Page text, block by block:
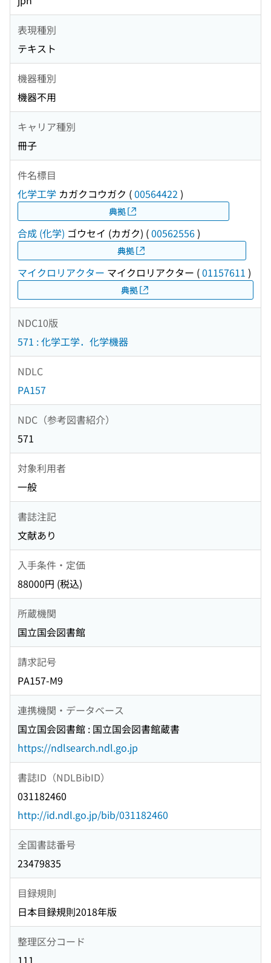
表現種別
テキスト
機器種別
機器不用
キャリア種別
冊子
件名標目
化学工学 カガクコウガク (00564422 )
典拠
合成 (化学) ゴウセイ (カガク) (00562556)
典拠
マイクロリアクター マイクロリアクター (01157611 )
典拠
NDC10版
571 : 化学工学．化学機器
NDLC
PA157
NDC（参考図書紹介）
571
対象利用者
一般
書誌注記
文献あり
入手条件・定価
88000円 (税込)
所蔵機関
国立国会図書館
請求記号
PA157-M9
連携機関・データベース
国立国会図書館 : 国立国会図書館蔵書
https://ndlsearch.ndl.go.jp
書誌ID（NDLBibID）
031182460
http://id.ndl.go.jp/bib/031182460
全国書誌番号
23479835
目録規則
日本目録規則2018年版
整理区分コード
111